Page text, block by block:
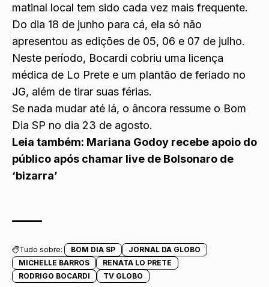
matinal local tem sido cada vez mais frequente.
Do dia 18 de junho para cá, ela só não
apresentou as edições de 05, 06 e 07 de julho.
Neste período, Bocardi cobriu uma licença
médica de Lo Prete e um plantão de feriado no
JG, além de tirar suas férias.
Se nada mudar até lá, o âncora ressume o Bom
Dia SP no dia 23 de agosto.
Leia também: Mariana Godoy recebe apoio do
público após chamar live de Bolsonaro de
‘bizarra’
Tudo sobre: BOM DIA SP
JORNAL DA GLOBO
MICHELLE BARROS
RENATA LO PRETE
RODRIGO BOCARDI
TV GLOBO